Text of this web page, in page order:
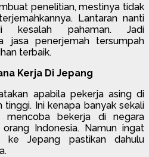
penelitian, mestinya tidak
Lantaran nanti
kesalah pahaman. Jadi
jasa penerjemah tersumpah
terbaik.
Kerja Di Jepang
apabila pekerja asing di
Ini kenapa banyak sekali
mencoba bekerja di negara
Indonesia. Namun ingat
ke Jepang pastikan dahulu